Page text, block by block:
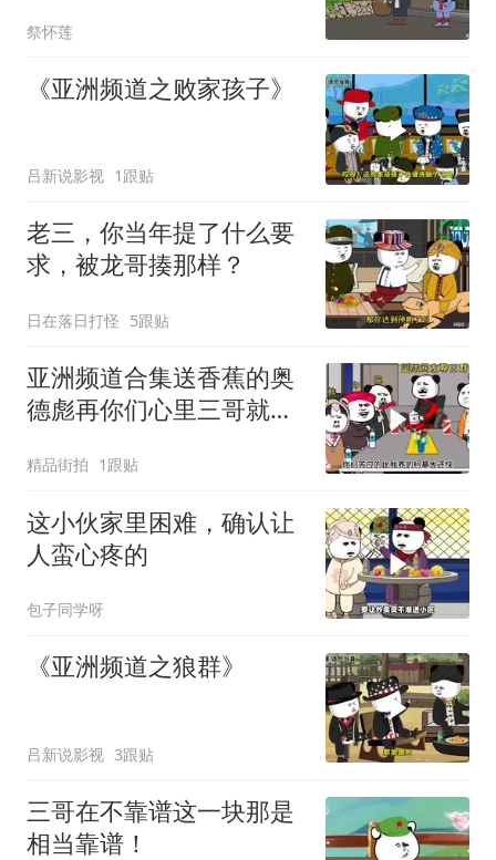
祭怀莲
《亚洲频道之败家孩子》
吕新说影视 1跟贴
老三，你当年提了什么要
求，被龙哥揍那样？
日在落日打怪 5跟贴
亚洲频道合集送香蕉的奥
德彪再你们心里三哥就是
精品街拍 1跟贴
这小伙家里困难，确认让
人蛮心疼的
包子同学呀
《亚洲频道之狼群》
吕新说影视 3跟贴
三哥在不靠谱这一块那是
相当靠谱！